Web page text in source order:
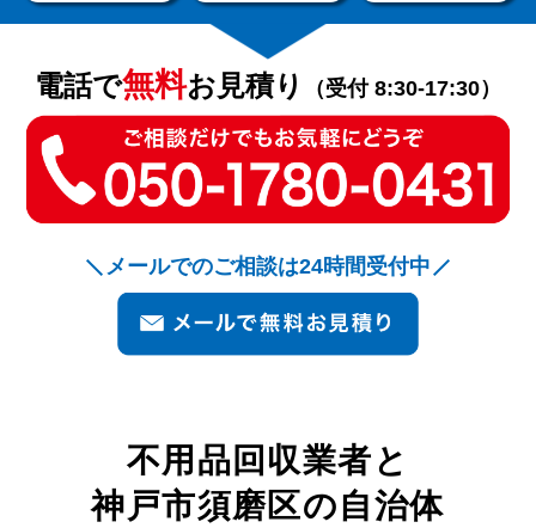
料金
対応エリア
お客様の声
よくある質問
電話で無料お見積り （受付 8:30-17:30）
メールでのご相談は24時間受付中
不用品回収業者と
神戸市須磨区の自治体